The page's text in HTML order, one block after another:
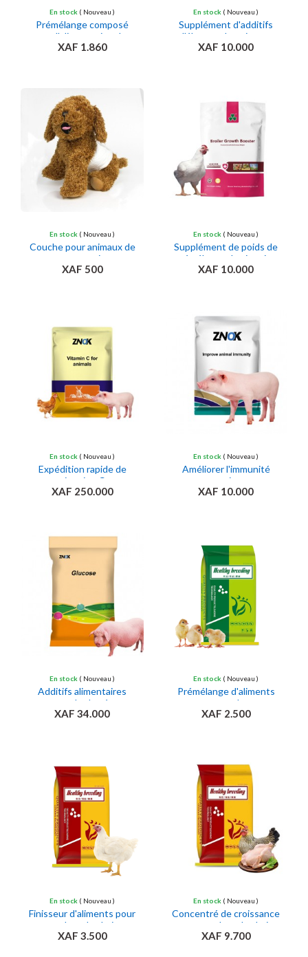
Ajouter au panier
En stock ( Nouveau )
Prémélange composé
pour l'alimentation des
volailles
XAF 1.860
Ajouter au panier
En stock ( Nouveau )
Supplément d'additifs
d'élevage de poissons
XAF 10.000
En stock ( Nouveau )
Couche pour animaux de
compagnie
XAF 500
Ajouter au panier
En stock ( Nouveau )
Supplément de poids de
prémélange de vitamine
C
XAF 10.000
En stock ( Nouveau )
Expédition rapide de
vitamine C
XAF 250.000
Ajouter au panier
En stock ( Nouveau )
Améliorer l'immunité
porcine
XAF 10.000
Ajouter au panier
En stock ( Nouveau )
Additifs alimentaires
monohydratés
XAF 34.000
Ajouter au panier
En stock ( Nouveau )
Prémélange d'aliments
pour poulets
XAF 2.500
En stock ( Nouveau )
Finisseur d'aliments pour
poulets de chair
XAF 3.500
En stock ( Nouveau )
Concentré de croissance
pour poulets de chair
XAF 9.700